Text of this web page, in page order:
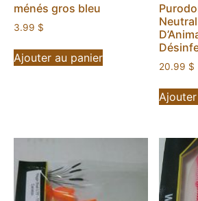
ménés gros bleu
3.99 $
Ajouter au panier
20.99 $